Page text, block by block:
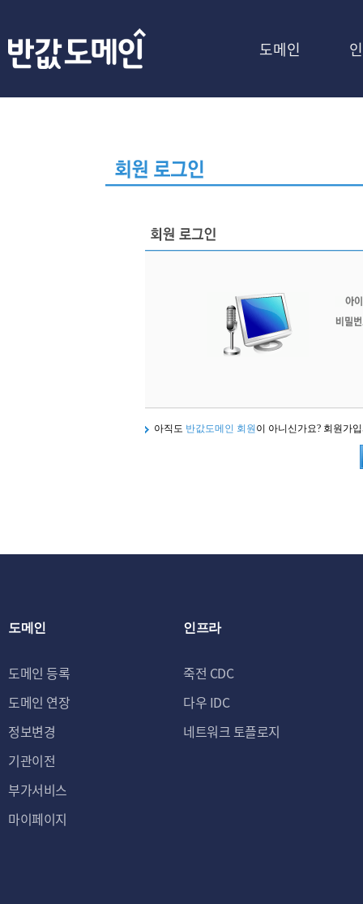
도메인
아직도 반값도메인 회원 이 아니신가요? 회원가
도메인
도메인 등록
도메인 연장
정보변경
기관이전
부가서비스
마이페이지
인프라
죽전 CDC
다우 IDC
네트워크 토플로지